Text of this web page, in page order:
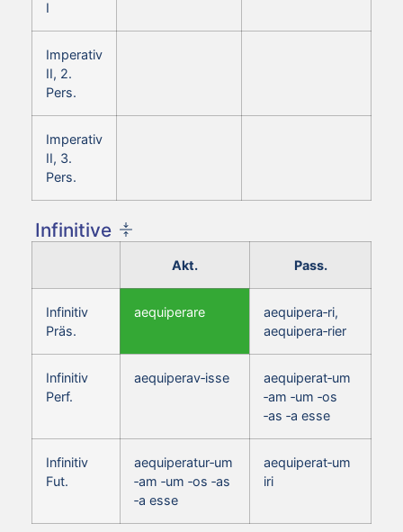
I
Imperativ
II, 2.
Pers.
Imperativ
II, 3.
Pers.
Infinitive
Akt. Pass.
Infinitiv
Präs.
aequiperare
aequipera‑ri,
aequipera‑rier
Infinitiv
Perf.
aequiperav‑isse
aequiperat‑um
‑am ‑um ‑os
‑as ‑a esse
Infinitiv
Fut.
aequiperatur‑um
‑am ‑um ‑os ‑as
‑a esse
aequiperat‑um
iri